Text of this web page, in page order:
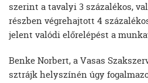
szerint a tavalyi 3 százalékos,
részben végrehajtott 4
jelent valódi előrelépést a
Benke Norbert, a Vasas
sztrájk helyszínén úgy